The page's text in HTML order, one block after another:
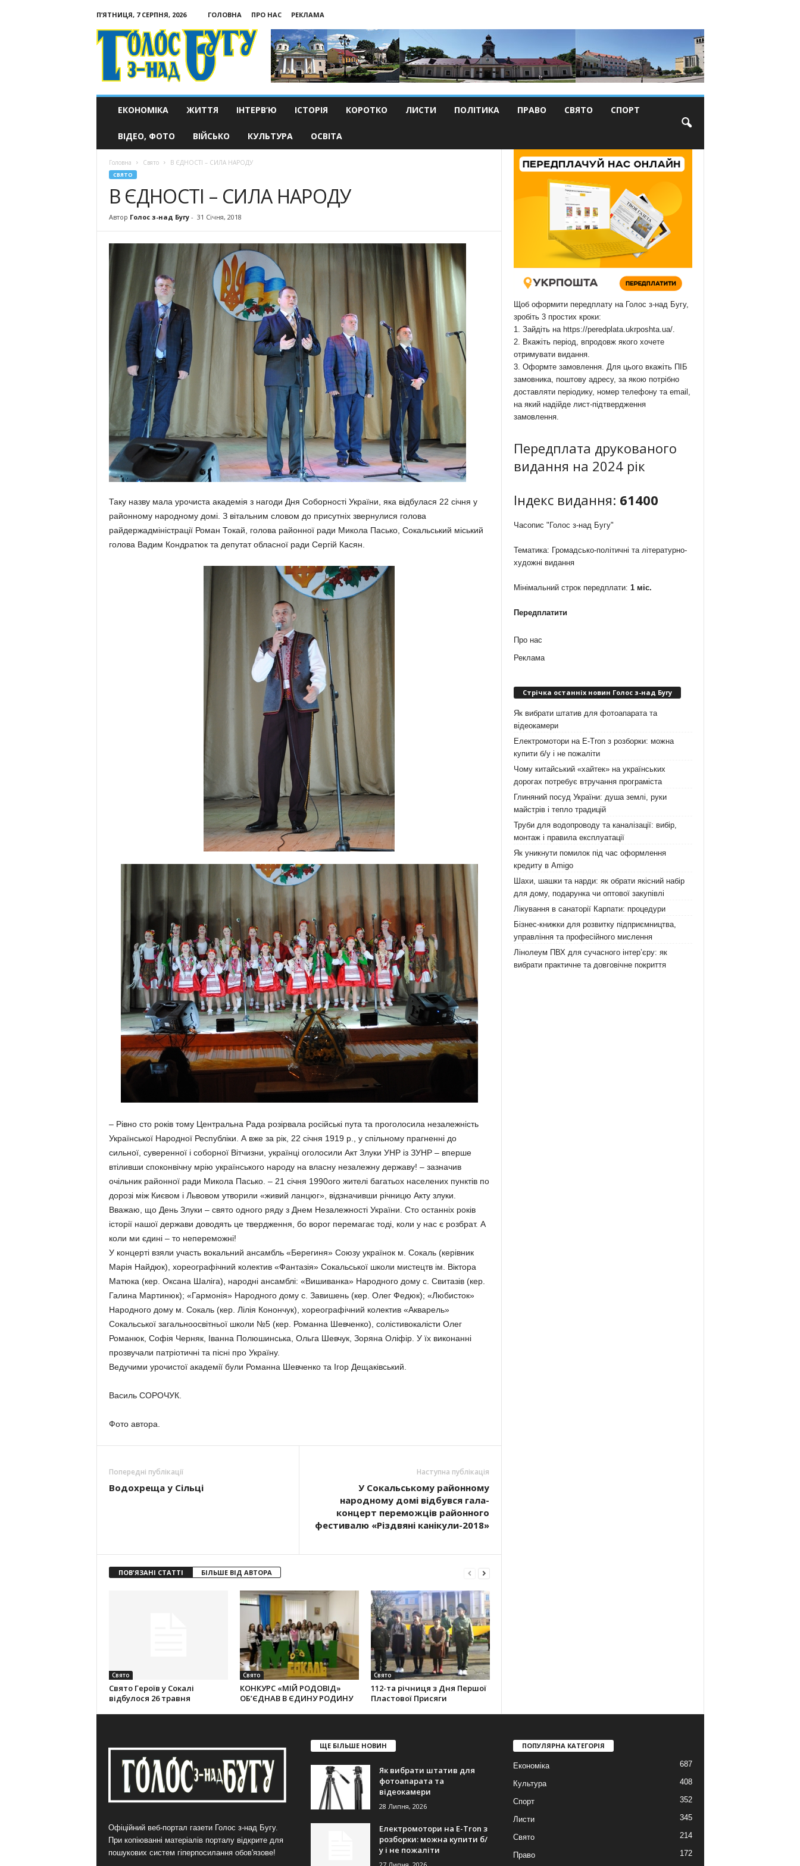
П’ЯТНИЦЯ, 7 СЕРПНЯ, 2026 ГОЛОВНА ПРО НАС
РЕКЛАМА
Голос
з-
ЕКОНОМІКА ЖИТТЯ ІНТЕРВ’Ю ІСТОРІЯ КОРОТКО ЛИСТИ ПОЛІТИКА ПРАВО СВЯТО СПОРТ
ВІДЕО, ФОТО ВІЙСЬКО КУЛЬТУРА ОСВІТА
Головна Свято В ЄДНОСТІ – СИЛА НАРОДУ
СВЯТО
В ЄДНОСТІ – СИЛА НАРОДУ
Автор Голос з-над Бугу- 31 Січня, 2018
Таку назву мала урочиста академія з нагоди Дня Соборності України, яка відбулася 22 січня у
районному народному домі. З вітальним словом до присутніх звернулися голова
райдержадміністрації Роман Токай, голова районної ради Микола Пасько, Сокальський міський
голова Вадим Кондратюк та депутат обласної ради Сергій Касян.
– Рівно сто років тому Центральна Рада розірвала російські пута та проголосила незалежність
Української Народної Республіки. А вже за рік, 22 січня 1919 р., у спільному прагненні до
сильної, суверенної і соборної Вітчизни, українці оголосили Акт Злуки УНР із ЗУНР – вперше
втіливши споконвічну мрію українського народу на власну незалежну державу! – зазначив
очільник районної ради Микола Пасько. – 21 січня 1990ого жителі багатьох населених пунктів по
дорозі між Києвом і Львовом утворили «живий ланцюг», відзначивши річницю Акту злуки.
Вважаю, що День Злуки – свято одного ряду з Днем Незалежності України. Сто останніх років
історії нашої держави доводять це твердження, бо ворог перемагає тоді, коли у нас є розбрат. А
коли ми єдині – то непереможні!
У концерті взяли участь вокальний ансамбль «Берегиня» Союзу українок м. Сокаль (керівник
Марія Найдюк), хореографічний колектив «Фантазія» Сокальської школи мистецтв ім. Віктора
Матюка (кер. Оксана Шаліга), народні ансамблі: «Вишиванка» Народного дому с. Свитазів (кер.
Галина Мартинюк); «Гармонія» Народного дому с. Завишень (кер. Олег Фeдюк); «Любисток»
Народного дому м. Сокаль (кер. Лілія Конончук), хореографічний колектив «Акварель»
Сокальської загальноосвітньої школи №5 (кер. Романна Шевченко), солістивокалісти Олег
Романюк, Софія Черняк, Іванна Полюшинська, Ольга Шевчук, Зоряна Оліфір. У їх виконанні
прозвучали патріотичні та пісні про Україну.
Ведучими урочистої академії були Романна Шевченко та Ігор Дещаківський.
Василь СОРОЧУК.
Фото автора.
Попередні публікації
Водохреща у Сільці
Наступна публікація
У Сокальському районному
народному домі відбувся гала-
концерт переможців районного
фестивалю «Різдвяні канікули-2018»
ПОВ'ЯЗАНІ СТАТТІ БІЛЬШЕ ВІД АВТОРА
Свято
Свято Героїв у Сокалі
відбулося 26 травня
Свято
КОНКУРС «МІЙ РОДОВІД»
ОБ’ЄДНАВ В ЄДИНУ РОДИНУ
Свято
112-та річниця з Дня Першої
Пластової Присяги
Щоб оформити передплату на Голос з-над Бугу,
зробіть 3 простих кроки:
1. Зайдіть на https://peredplata.ukrposhta.ua/.
2. Вкажіть період, впродовж якого хочете
отримувати видання.
3. Оформте замовлення. Для цього вкажіть ПІБ
замовника, поштову адресу, за якою потрібно
доставляти періодику, номер телефону та email,
на який надійде лист-підтвердження
замовлення.
Передплата друкованого
видання на 2024 рік
Індекс видання: 61400
Часопис "Голос з-над Бугу"
Тематика: Громадсько-політичні та літературно-
художні видання
Мінімальний строк передплати: 1 міс.
Передплатити
Про нас
Реклама
Стрічка останніх новин Голос з-над Бугу
Як вибрати штатив для фотоапарата та
відеокамери
Електромотори на E-Tron з розборки: можна
купити б/у і не пожаліти
Чому китайський «хайтек» на українських
дорогах потребує втручання програміста
Глиняний посуд України: душа землі, руки
майстрів і тепло традицій
Труби для водопроводу та каналізації: вибір,
монтаж і правила експлуатації
Як уникнути помилок під час оформлення
кредиту в Amigo
Шахи, шашки та нарди: як обрати якісний набір
для дому, подарунка чи оптової закупівлі
Лікування в санаторії Карпати: процедури
Бізнес-книжки для розвитку підприємництва,
управління та професійного мислення
Лінолеум ПВХ для сучасного інтер’єру: як
вибрати практичне та довговічне покриття
Офіційний веб-портал газети Голос з-над Бугу.
При копіюванні матеріалів порталу відкрите для
пошукових систем гіперпосилання обов'язове!
ЩЕ БІЛЬШЕ НОВИН
Як вибрати штатив для
фотоапарата та
відеокамери
28 Липня, 2026
Електромотори на E-Tron з
розборки: можна купити б/
у і не пожаліти
ПОПУЛЯРНА КАТЕГОРІЯ
Економіка 687
Культура 408
Спорт 352
Листи 345
Свято 214
Право 172